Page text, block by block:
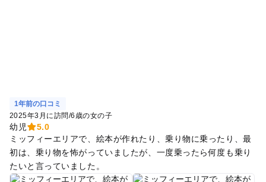
テンボス。我が家は車で行っていたこともあり、途中車中で休
憩兼ねつつ食事しました。コンビニが出口付近にあるローソ
ン、ホテルオークラ前のファミマがあり、コンビニ食もいけま
す。ファミマではお湯の提供なし、ローソンは電子レンジセル
フ利用オッケー、お湯の提供あり、両者ともにイートインスペ
ースはないのでご注意を。 【工夫出来たかな‥な反省点】 ・1
1年前の口コミ
2025年3月に訪問/6歳の女の子
幼児
5.0
ミッフィーエリアで、絵本が作れたり、乗り物に乗ったり、最
初は、乗り物を怖がっていましたが、一度乗ったら何度も乗り
たいと言っていました。